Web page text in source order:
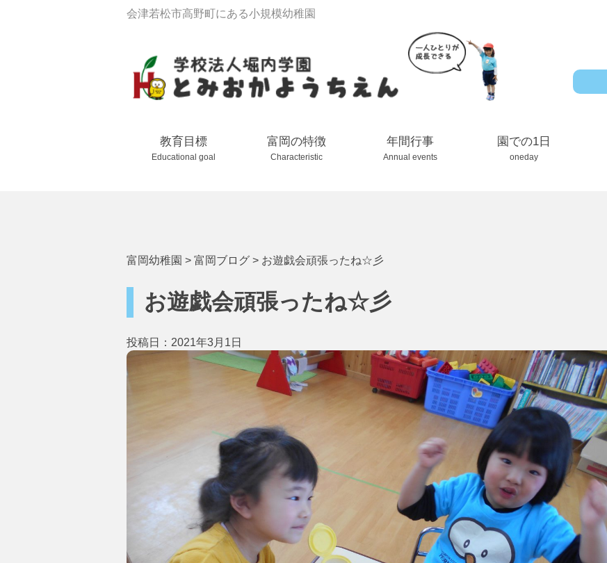
会津若松市高野町にある小規模幼稚園
教育目標
Educational goal
富岡の特徴
Characteristic
年間行事
Annual events
園での1日
oneday
富岡幼稚園 > 富岡ブログ > お遊戯会頑張ったね☆彡
お遊戯会頑張ったね☆彡
投稿日：2021年3月1日